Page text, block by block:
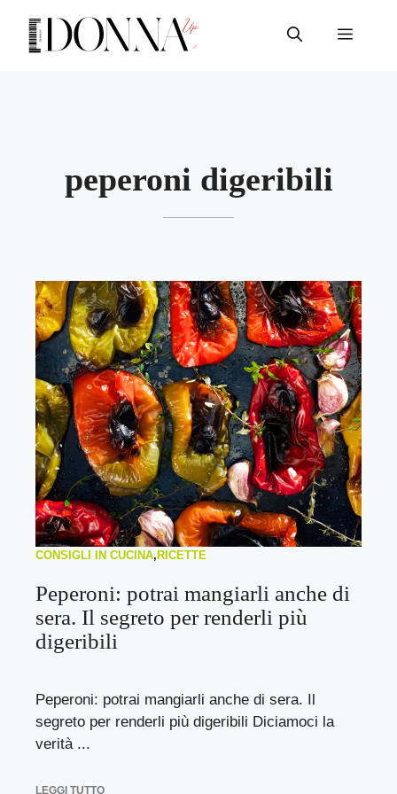
contenuto
Menu
peperoni digeribili
CONSIGLI IN CUCINA, RICETTE
Peperoni: potrai mangiarli anche di
sera. Il segreto per renderli più
digeribili
Peperoni: potrai mangiarli anche di sera. Il
segreto per renderli più digeribili Diciamoci la
verità ...
LEGGI TUTTO